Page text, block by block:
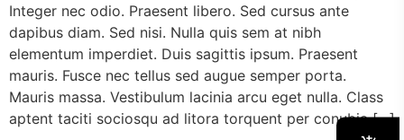
Integer nec odio. Praesent libero. Sed cursus ante
dapibus diam. Sed nisi. Nulla quis sem at nibh
elementum imperdiet. Duis sagittis ipsum. Praesent
mauris. Fusce nec tellus sed augue semper porta.
Mauris massa. Vestibulum lacinia arcu eget nulla. Class
aptent taciti sociosqu ad litora torquent per conubia […]